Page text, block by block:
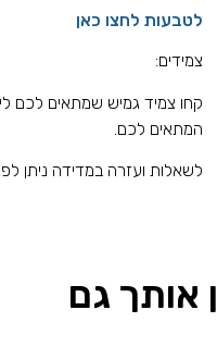
לטבעות לחצו כאן
צמידים:
קחו צמיד גמיש שמתאים לכם
המתאים לכם.
לשאלות ועזרה במדידה ניתן לפנות
אותך גם